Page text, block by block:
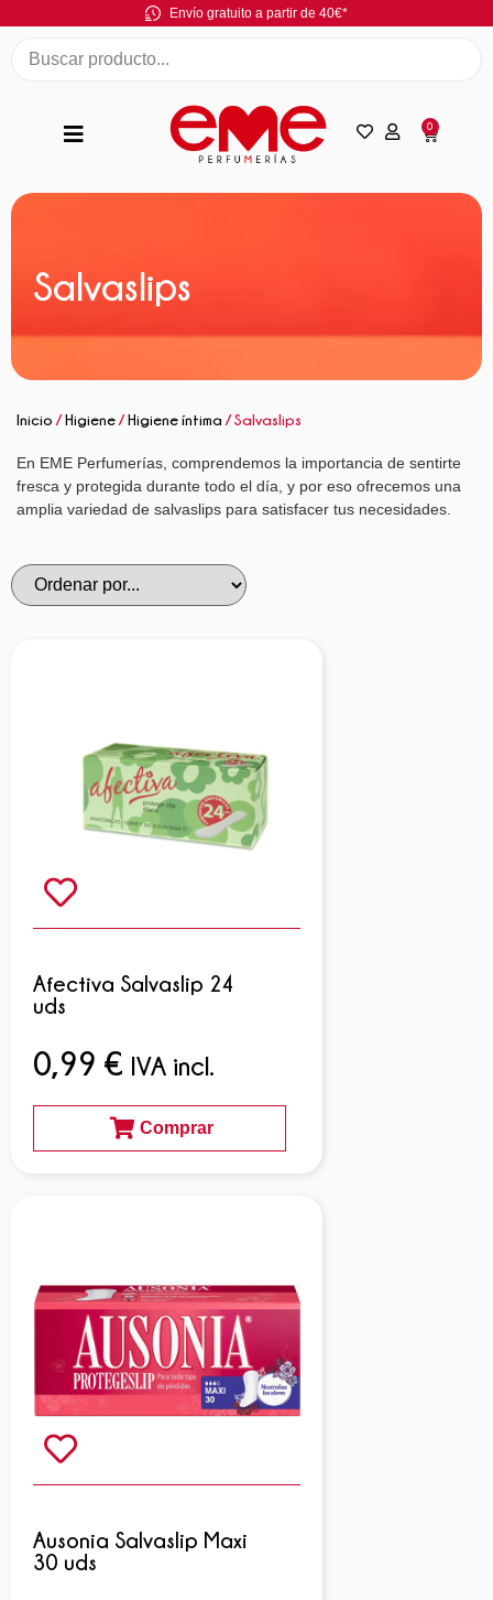
Envío gratuito a partir de 40€*
0
Salvaslips
Inicio /Higiene /Higiene íntima / Salvaslips
En EME Perfumerías, comprendemos la importancia de sentirte
fresca y protegida durante todo el día, y por eso ofrecemos una
amplia variedad de salvaslips para satisfacer tus necesidades.
Afectiva Salvaslip 24
uds
0,99€ IVA incl.
Comprar
Ausonia Salvaslip Maxi
30 uds